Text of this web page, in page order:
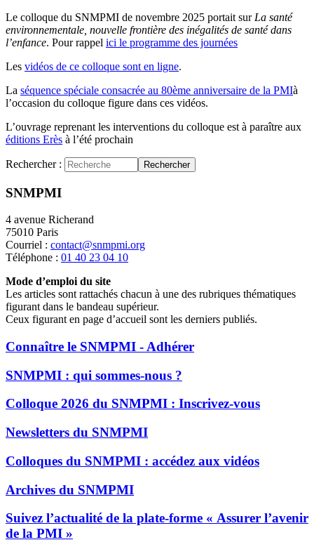
Le colloque du SNMPMI de novembre 2025 portait sur La santé
environnementale, nouvelle frontière des inégalités de santé dans
l’enfance. Pour rappel ici le programme des journées
Les vidéos de ce colloque sont en ligne.
La séquence spéciale consacrée au 80ème anniversaire de la PMIà
l’occasion du colloque figure dans ces vidéos.
L’ouvrage reprenant les interventions du colloque est à paraître aux
éditions Erès à l’été prochain
Rechercher : Rechercher
SNMPMI
4 avenue Richerand
75010 Paris
Courriel : contact@snmpmi.org
Téléphone : 01 40 23 04 10
Mode d’emploi du site
Les articles sont rattachés chacun à une des rubriques thématiques
figurant dans le bandeau supérieur.
Ceux figurant en page d’accueil sont les derniers publiés.
Connaître le SNMPMI - Adhérer
SNMPMI : qui sommes-nous ?
Colloque 2026 du SNMPMI : Inscrivez-vous
Newsletters du SNMPMI
Colloques du SNMPMI : accédez aux vidéos
Archives du SNMPMI
Suivez l’actualité de la plate-forme « Assurer l’avenir
de la PMI »